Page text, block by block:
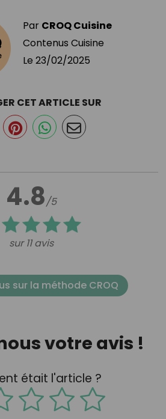
Par CROQ Cuisine
Contenus Cuisine
Le 23/02/2025
4.8/5
sur 11 avis
CET ARTICLE SUR
sur la méthode CROQ
votre avis !
était l'article ?